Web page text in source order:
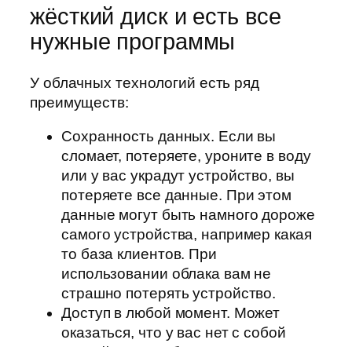
жёсткий диск и есть все
нужные программы
У облачных технологий есть ряд
преимуществ:
Сохранность данных. Если вы
сломает, потеряете, уроните в воду
или у вас украдут устройство, вы
потеряете все данные. При этом
данные могут быть намного дороже
самого устройства, например какая
то база клиентов. При
использовании облака вам не
страшно потерять устройство.
Доступ в любой момент. Может
оказаться, что у вас нет с собой